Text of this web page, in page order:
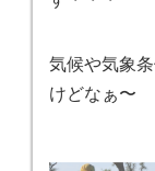
気候や気象
けどなぁ〜